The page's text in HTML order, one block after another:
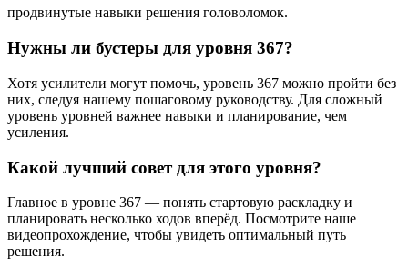
продвинутые навыки решения головоломок.
Нужны ли бустеры для уровня 367?
Хотя усилители могут помочь, уровень 367 можно пройти без
них, следуя нашему пошаговому руководству. Для сложный
уровень уровней важнее навыки и планирование, чем
усиления.
Какой лучший совет для этого уровня?
Главное в уровне 367 — понять стартовую раскладку и
планировать несколько ходов вперёд. Посмотрите наше
видеопрохождение, чтобы увидеть оптимальный путь
решения.